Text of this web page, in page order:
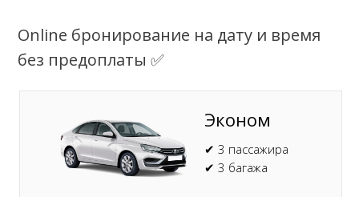
Online бронирование на дату и время
без предоплаты ✅
Эконом
✔ 3 пассажира
✔ 3 багажа